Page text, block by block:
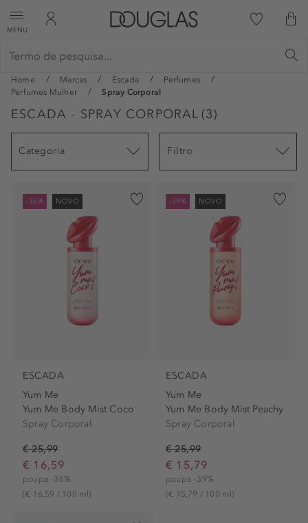
MENU
Home Marcas Escada
Perfumes
Perfumes Mulher
Spray Corporal
ESCADA - SPRAY CORPORAL (3)
Categoria Filtro
-36% NOVO
ESCADA
Yum Me
Yum Me Body Mist Coco
Spray Corporal
€ 25,99
€ 16,59
poupe -36%
(€ 16,59 / 100 ml)
-39% NOVO
ESCADA
Yum Me
Yum Me Body Mist Peachy
Spray Corporal
€ 25,99
€ 15,79
poupe -39%
(€ 15,79 / 100 ml)